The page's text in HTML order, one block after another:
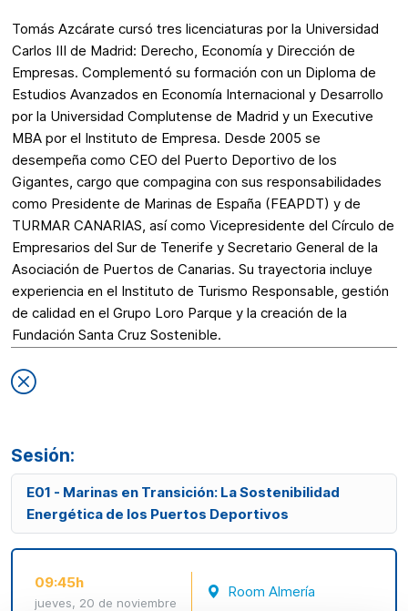
Tomás Azcárate cursó tres licenciaturas por la Universidad
Carlos III de Madrid: Derecho, Economía y Dirección de
Empresas. Complementó su formación con un Diploma de
Estudios Avanzados en Economía Internacional y Desarrollo
por la Universidad Complutense de Madrid y un Executive
MBA por el Instituto de Empresa. Desde 2005 se
desempeña como CEO del Puerto Deportivo de los
Gigantes, cargo que compagina con sus responsabilidades
como Presidente de Marinas de España (FEAPDT) y de
TURMAR CANARIAS, así como Vicepresidente del Círculo de
Empresarios del Sur de Tenerife y Secretario General de la
Asociación de Puertos de Canarias. Su trayectoria incluye
experiencia en el Instituto de Turismo Responsable, gestión
de calidad en el Grupo Loro Parque y la creación de la
Fundación Santa Cruz Sostenible.
Sesión:
E01 - Marinas en Transición: La Sostenibilidad
Energética de los Puertos Deportivos
09:45h
jueves, 20 de noviembre
Room Almería